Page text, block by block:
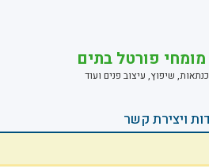
פורטל בתים
שיפוץ, עיצוב פנים ועוד
ויצירת קשר